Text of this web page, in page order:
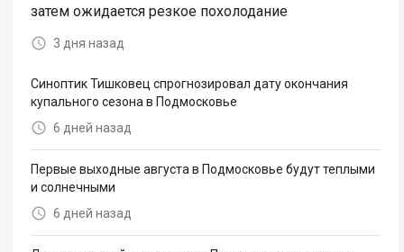
затем ожидается резкое похолодание
3 дня назад
Синоптик Тишковец спрогнозировал дату окончания
купального сезона в Подмосковье
6 дней назад
Первые выходные августа в Подмосковье будут теплыми
и солнечными
6 дней назад